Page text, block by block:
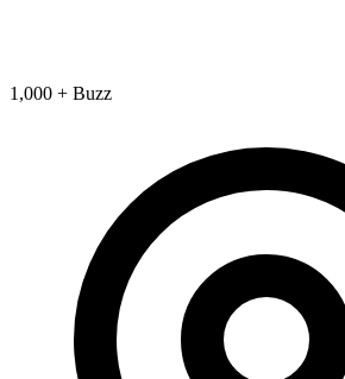
1,000 + Buzz